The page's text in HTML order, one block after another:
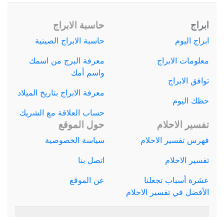
ابراج
ابراج اليوم
معلومات الابراج
توافق الابراج
حظك اليوم
حاسبة الابراج
حاسبة الابراج الصينية
معرفة البرج من اسمك
واسم أمك
معرفة الابراج بتاريخ الميلاد
حساب العلاقة مع الشريك
تفسير الاحلام
فهرس تفسير الاحلام
تفسير الاحلام
عشرة أسباب تجعلنا
الأفضل في تفسير الاحلام
حول الموقع
سياسة الخصوصية
اتصل بنا
عن الموقع